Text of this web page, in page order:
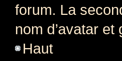
forum. La
nom d’avatar
Haut